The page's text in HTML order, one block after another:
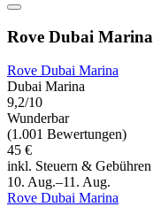
Rove Dubai Marina
Rove Dubai Marina
Dubai Marina
9,2/10
Wunderbar
(1.001 Bewertungen)
45 €
inkl. Steuern & Gebühren
10. Aug.–11. Aug.
Rove Dubai Marina